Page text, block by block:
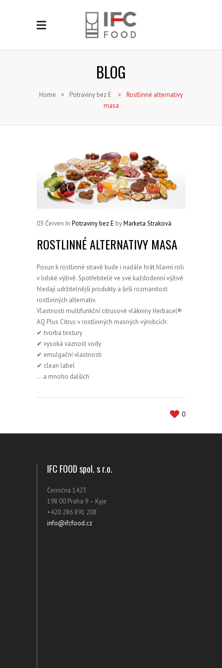
BLOG
Home > Potraviny bez E >
Rostlinné alternativy
masa
03 Červen In Potraviny bez E byMarketa Straková
ROSTLINNÉ ALTERNATIVY MASA
Posun k rostlinné stravě bude i nadále hrát hlavní roli
v lidské výživě. Spotřebitelé ve své každodenní výživě
hledají udržitelnější produkty a širší rozmanitost
rostlinných alternativ.
Vlastnosti multifunkční citrusové vlákniny Herbacel®
AQ Plus Citrus v rostlinných masných výrobcích:
✔ tvorba textury
✔ vysoká vaznost vody
✔ emulgační vlastnosti
✔ clean label
… a mnoho dalších
0
IFC FOOD spol. s r.o.
Černičná 1423
198 00 Praha 9 – Kyje
+420 286 891 208
info@ifcfood.cz